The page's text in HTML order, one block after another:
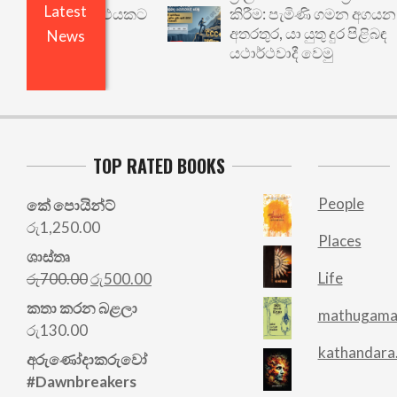
Latest
News
යථාර්ථයකට
කිරීම: පැමිණි ගමන අගයන
අතරතුර, යා යුතු දුර පිළිබඳ
යථාර්ථවාදී වෙමු
TOP RATED BOOKS
කේ පොයින්ට්
රු1,250.00
ශාස්තෘ
රු700.00Original
price
was:
රු500.00Current
කතා කරන බළලා
රු130.00
අරු‍ණෝදාකරුවෝ
#Dawnbreakers
People
Places
Life